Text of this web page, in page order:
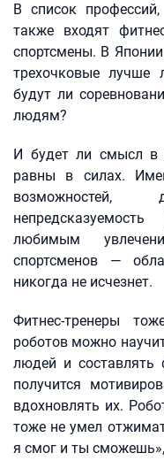
В список
также входят
спортсмены. В
трехочковые
будут ли
людям?
И будет ли смысл в
равны в силах.
любимым
спортсменов —
никогда не исчезнет.
Фитнес-тренеры
роботов можно
людей и составлять
получится
вдохновлять их.
тоже не умел
я смог и ты